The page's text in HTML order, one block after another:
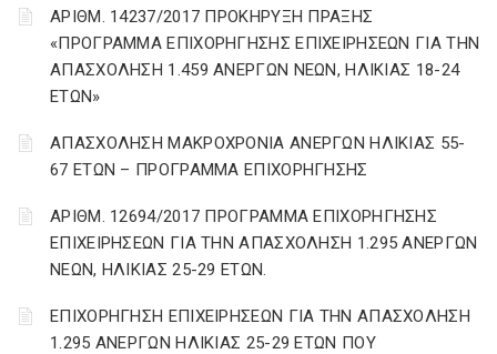
ΑΡΙΘΜ. 14237/2017 ΠΡΟΚΗΡΥΞΗ ΠΡΑΞΗΣ
«ΠΡΟΓΡΑΜΜΑ ΕΠΙΧΟΡΗΓΗΣΗΣ ΕΠΙΧΕΙΡΗΣΕΩΝ ΓΙΑ ΤΗΝ
ΑΠΑΣΧΟΛΗΣΗ 1.459 ΑΝΕΡΓΩΝ ΝΕΩΝ, ΗΛΙΚΙΑΣ 18-24
ΕΤΩΝ»
ΑΠΑΣΧΟΛΗΣΗ ΜΑΚΡΟΧΡΟΝΙΑ ΑΝΕΡΓΩΝ ΗΛΙΚΙΑΣ 55-
67 ΕΤΩΝ – ΠΡΟΓΡΑΜΜΑ ΕΠΙΧΟΡΗΓΗΣΗΣ
ΑΡΙΘΜ. 12694/2017 ΠΡΟΓΡΑΜΜΑ ΕΠΙΧΟΡΗΓΗΣΗΣ
ΕΠΙΧΕΙΡΗΣΕΩΝ ΓΙΑ ΤΗΝ ΑΠΑΣΧΟΛΗΣΗ 1.295 ΑΝΕΡΓΩΝ
ΝΕΩΝ, ΗΛΙΚΙΑΣ 25-29 ΕΤΩΝ.
ΕΠΙΧΟΡΗΓΗΣΗ ΕΠΙΧΕΙΡΗΣΕΩΝ ΓΙΑ ΤΗΝ ΑΠΑΣΧΟΛΗΣΗ
1.295 ΑΝΕΡΓΩΝ ΗΛΙΚΙΑΣ 25-29 ΕΤΩΝ ΠΟΥ